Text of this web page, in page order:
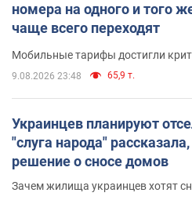
номера на одного и того
чаще всего переходят
Мобильные тарифы достигли
9.08.2026 23:48 65,9 т.
Украинцев планируют
"слуга народа"
решение о сносе домов
Зачем жилища украинцев хотят